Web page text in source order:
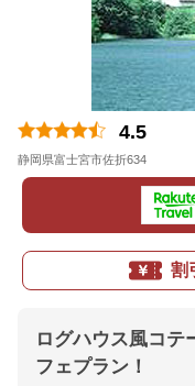
4.5
静岡県富士宮市佐折634
割
ログハウス風コテ
フェプラン！